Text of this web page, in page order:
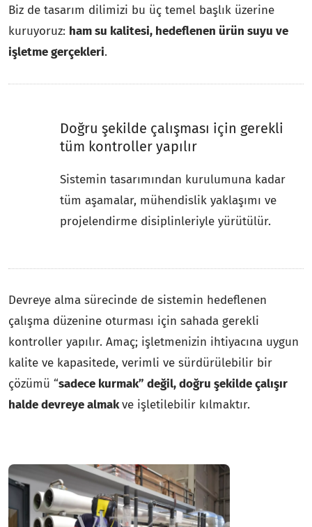
Biz de tasarım dilimizi bu üç temel başlık üzerine
kuruyoruz: ham su kalitesi, hedeflenen ürün suyu ve
işletme gerçekleri.
Doğru şekilde çalışması için gerekli
tüm kontroller yapılır
Sistemin tasarımından kurulumuna kadar
tüm aşamalar, mühendislik yaklaşımı ve
projelendirme disiplinleriyle yürütülür.
Devreye alma sürecinde de sistemin hedeflenen
çalışma düzenine oturması için sahada gerekli
kontroller yapılır. Amaç; işletmenizin ihtiyacına uygun
kalite ve kapasitede, verimli ve sürdürülebilir bir
çözümü “sadece kurmak” değil, doğru şekilde çalışır
halde devreye almakve işletilebilir kılmaktır.